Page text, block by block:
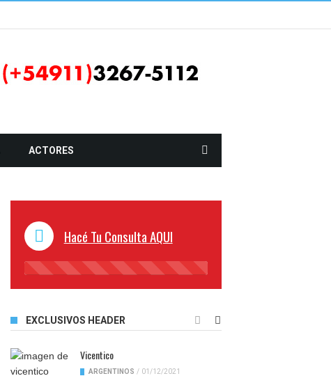
ACTORES
Hacé Tu Consulta AQUI
45%
EXCLUSIVOS HEADER
Vicentico
ARGENTINOS / 01/12/2021